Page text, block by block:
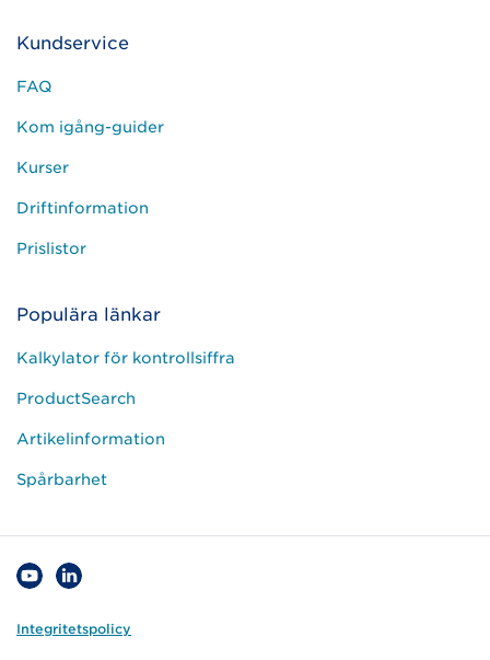
Kundservice
FAQ
Kom igång-guider
Kurser
Driftinformation
Prislistor
Populära länkar
Kalkylator för kontrollsiffra
ProductSearch
Artikelinformation
Spårbarhet
Integritetspolicy